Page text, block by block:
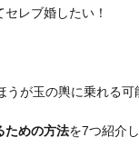
レブ婚したい！
が玉の輿に乗れる可
ための方法を7つ紹介